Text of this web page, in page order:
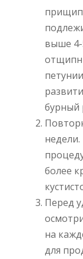
выше 4-
бурный
более
Перед
на
для